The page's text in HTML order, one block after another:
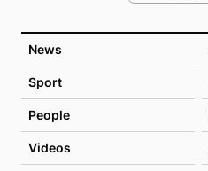
News
Sport
People
Videos